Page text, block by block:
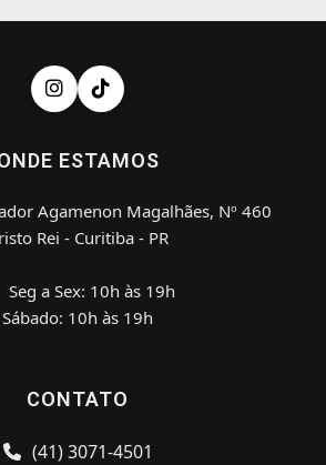
ESTAMOS
Agamenon Magalhães, Nº 460
Rei - Curitiba - PR
Seg a Sex: 10h às 19h
Sábado: 10h às 19h
CONTATO
(41) 3071-4501